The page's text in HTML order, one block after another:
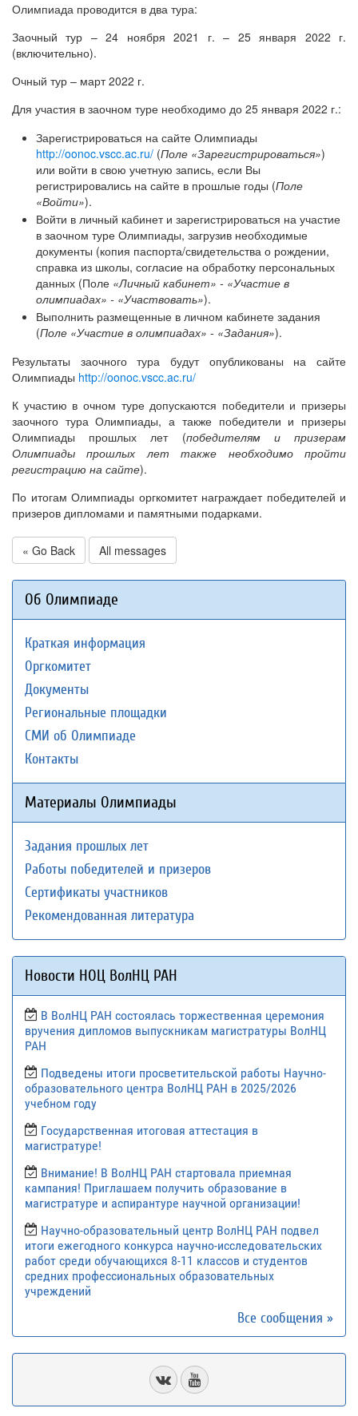
Олимпиада проводится в два тура:
Заочный тур – 24 ноября 2021 г. – 25 января 2022 г.
(включительно).
Очный тур – март 2022 г.
Для участия в заочном туре необходимо до 25 января 2022 г.:
Зарегистрироваться на сайте Олимпиады
http://oonoc.vscc.ac.ru/ (Поле «Зарегистрироваться»)
или войти в свою учетную запись, если Вы
регистрировались на сайте в прошлые годы (Поле
«Войти»).
Войти в личный кабинет и зарегистрироваться на участие
в заочном туре Олимпиады, загрузив необходимые
документы (копия паспорта/свидетельства о рождении,
справка из школы, согласие на обработку персональных
данных (Поле «Личный кабинет» - «Участие в
олимпиадах» - «Участвовать»).
Выполнить размещенные в личном кабинете задания
(Поле «Участие в олимпиадах» - «Задания»).
Результаты заочного тура будут опубликованы на сайте
Олимпиады http://oonoc.vscc.ac.ru/
К участию в очном туре допускаются победители и призеры
заочного тура Олимпиады, а также победители и призеры
Олимпиады прошлых лет (победителям и призерам
Олимпиады прошлых лет также необходимо пройти
регистрацию на сайте).
По итогам Олимпиады оргкомитет награждает победителей и
призеров дипломами и памятными подарками.
« Go Back All messages
Об Олимпиаде
Краткая информация
Оргкомитет
Документы
Региональные площадки
СМИ об Олимпиаде
Контакты
Материалы Олимпиады
Задания прошлых лет
Работы победителей и призеров
Сертификаты участников
Рекомендованная литература
Новости НОЦ ВолНЦ РАН
В ВолНЦ РАН состоялась торжественная церемония
вручения дипломов выпускникам магистратуры ВолНЦ
РАН
Подведены итоги просветительской работы Научно-
образовательного центра ВолНЦ РАН в 2025/2026
учебном году
Государственная итоговая аттестация в
магистратуре!
Внимание! В ВолНЦ РАН стартовала приемная
кампания! Приглашаем получить образование в
магистратуре и аспирантуре научной организации!
Научно-образовательный центр ВолНЦ РАН подвел
итоги ежегодного конкурса научно-исследовательских
работ среди обучающихся 8-11 классов и студентов
средних профессиональных образовательных
учреждений
Все сообщения »